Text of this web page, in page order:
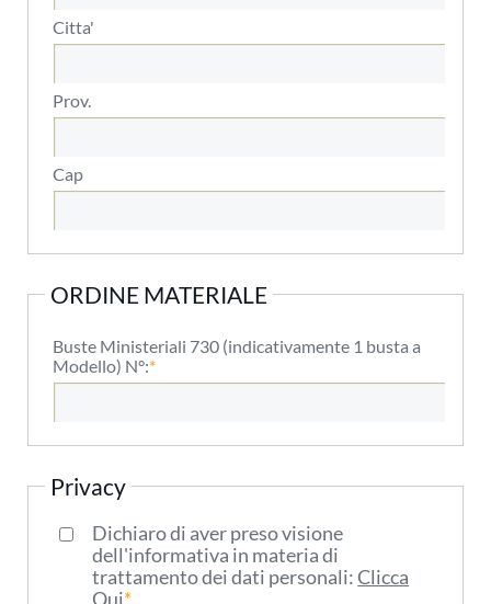
Citta'
Prov.
Cap
ORDINE MATERIALE
Buste Ministeriali 730 (indicativamente 1 busta a
Modello) N°:
Privacy
Dichiaro di aver preso visione
dell'informativa in materia di
trattamento dei dati personali:Clicca
Qui